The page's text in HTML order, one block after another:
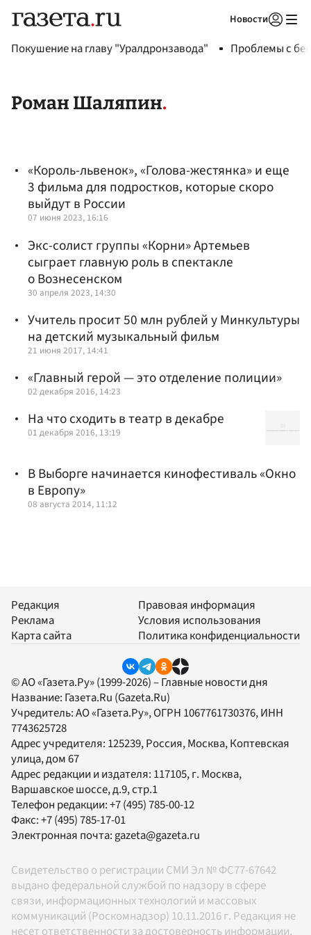
Новости
Покушение на главу "Уралдронзавода" Проблемы с
Роман Шаляпин
«Король-львенок», «Голова-жестянка» и еще
3 фильма для подростков, которые скоро
выйдут в России
07 июня 2023, 16:16
Экс-солист группы «Корни» Артемьев
сыграет главную роль в спектакле
о Вознесенском
30 апреля 2023, 14:30
Учитель просит 50 млн рублей у Минкультуры
на детский музыкальный фильм
21 июня 2017, 14:41
«Главный герой — это отделение полиции»
02 декабря 2016, 14:23
На что сходить в театр в декабре
01 декабря 2016, 13:19
В Выборге начинается кинофестиваль «Окно
в Европу»
08 августа 2014, 11:12
Редакция
Реклама
Карта сайта
Правовая информация
Условия использования
Политика конфиденциальности
© АО «Газета.Ру» (1999-2026) – Главные новости дня
Название: Газета.Ru (Gazeta.Ru)
Учредитель:АО «Газета.Ру», ОГРН 1067761730376, ИНН
7743625728
Адрес учредителя: 125239, Россия, Москва, Коптевская
улица, дом 67
Адрес редакции и издателя: 117105, г. Москва,
Варшавское шоссе, д.9, стр.1
Телефон редакции:+7 (495) 785-00-12
Факс:+7 (495) 785-17-01
Электронная почта: gazeta@gazeta.ru
Свидетельство о регистрации СМИ Эл № ФС77-67642
выдано федеральной службой по надзору в сфере
связи, информационных технологий и массовых
коммуникаций (Роскомнадзор) 10.11.2016 г. Редакция не